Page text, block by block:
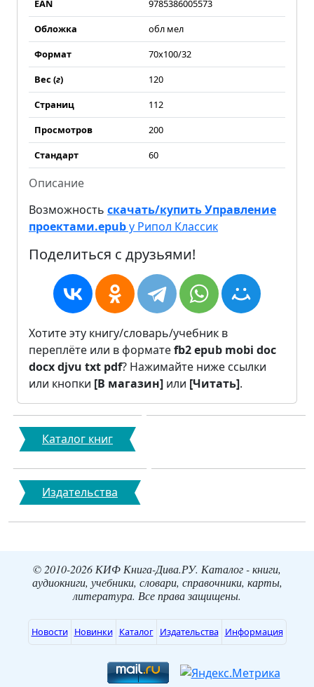
EAN
9785386005573
Обложка
обл мел
Формат
70х100/32
Вес (г)
120
Страниц
112
Просмотров
200
Стандарт
60
Описание
Возможность скачать/купить Управление
проектами.epubу Рипол Классик
Поделиться с друзьями!
Хотите эту книгу/словарь/учебник в
переплёте или в форматеfb2epub mobi doc
docxdjvu txt pdf? Нажимайте ниже ссылки
или кнопки [В магазин] или [Читать].
Каталог книг
Издательства
© 2010-2026 КИФ Книга-Дива.РУ. Каталог - книги,
аудиокниги, учебники, словари, справочники, карты,
литература. Все права защищены.
Новости Новинки Каталог Издательства Информация